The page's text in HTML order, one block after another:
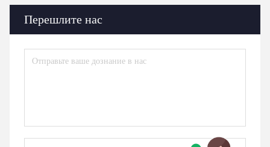
Перешлите нас